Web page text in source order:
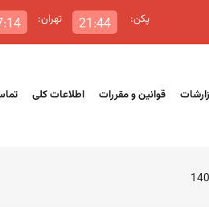
پکن: 21:44 تهران:
قوانین و مقررات اطلاعات کلی